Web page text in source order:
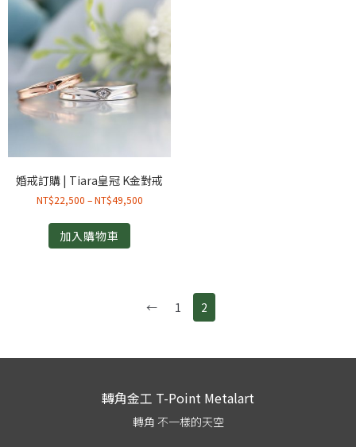
婚戒訂購 | Tiara皇冠 K金對戒
NT$22,500 –NT$49,500
加入購物車
← 1 2
轉角金工 T-Point Metalart
轉角 不一樣的天空